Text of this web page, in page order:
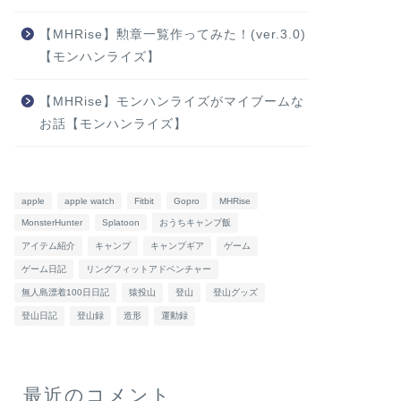
【MHRise】勲章一覧作ってみた！(ver.3.0)
【モンハンライズ】
【MHRise】モンハンライズがマイブームな
お話【モンハンライズ】
apple apple watch Fitbit Gopro MHRise
MonsterHunter Splatoon おうちキャンプ飯
アイテム紹介 キャンプ キャンプギア ゲーム
ゲーム日記 リングフィットアドベンチャー
無人島漂着100日日記 猿投山 登山 登山グッズ
登山日記 登山録 造形 運動録
最近のコメント